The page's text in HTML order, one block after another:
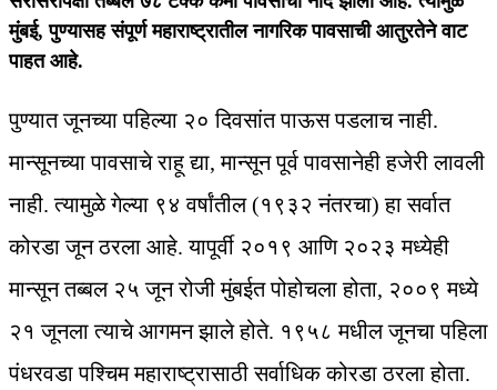
मुंबई, पुण्यासह संपूर्ण महाराष्ट्रातील नागरिक पावसाची आतुरतेने वाट
पाहत आहे.
पुण्यात जूनच्या पहिल्या २० दिवसांत पाऊस पडलाच नाही.
मान्सूनच्या पावसाचे राहू द्या, मान्सून पूर्व पावसानेही हजेरी लावली
नाही. त्यामुळे गेल्या ९४ वर्षांतील (१९३२ नंतरचा) हा सर्वात
कोरडा जून ठरला आहे. यापूर्वी २०१९ आणि २०२३ मध्येही
मान्सून तब्बल २५ जून रोजी मुंबईत पोहोचला होता, २००९ मध्ये
२१ जूनला त्याचे आगमन झाले होते. १९५८ मधील जूनचा पहिला
पंधरवडा पश्चिम महाराष्ट्रासाठी सर्वाधिक कोरडा ठरला होता.